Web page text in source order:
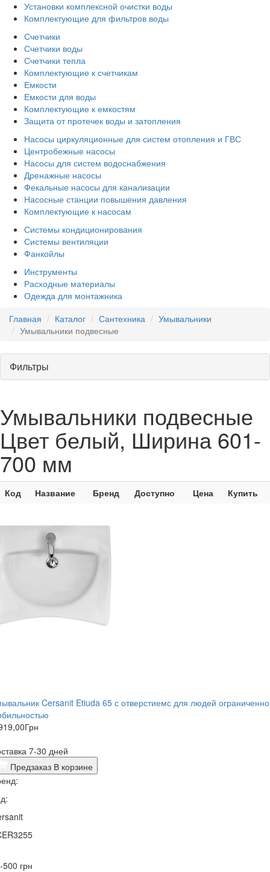
Установки комплексной очистки воды
Комплектующие для фильтров воды
Счетчики
Счетчики воды
Счетчики тепла
Комплектующие к счетчикам
Емкости
Емкости для воды
Комплектующие к емкостям
Защита от протечек воды и затопления
Насосы циркуляционные для систем отопления и ГВС
Центробежные насосы
Насосы для систем водоснабжения
Дренажные насосы
Фекальные насосы для канализации
Насосные станции повышения давления
Комплектующие к насосам
Системы кондиционирования
Системы вентиляции
Фанкойлы
Инструменты
Расходные материалы
Одежда для монтажника
Главная
Каталог Сантехника
Умывальники
Умывальники подвесные
Фильтры
Умывальники подвесные
Цвет белый, Ширина 601-
700 мм
Код Название Бренд Доступно Цена Купить
Cersanit Etiuda 65 с отверстиемс для людей
Грн
7-30 дней
Предзаказ В корзине
-500 грн